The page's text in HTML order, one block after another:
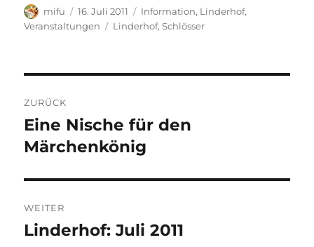
Autor
mifu
Veröffentlicht
am
16. Juli 2011 Kategorien
Information, Linderhof,
Veranstaltungen
Schlagwörter
Linderhof,Schlösser
ZURÜCK
Vorheriger
Beitrag:
Eine Nische für den
Märchenkönig
WEITER
Nächster
Linderhof: Juli 2011